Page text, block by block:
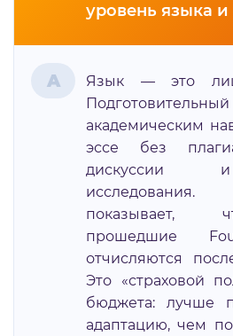
уровень языка
A
Язык — это
академическим
эссе без
дискуссии
показывает,
прошедшие
отчисляются
Это «страховой
бюджета: лучше
адаптацию, чем